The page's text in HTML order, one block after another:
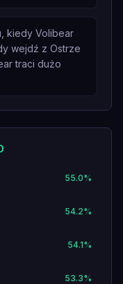
kiedy Volibear
wejdź z Ostrze
traci dużo
55.0%
54.2%
54.1%
53.3%